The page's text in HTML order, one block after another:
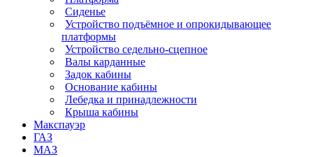
Сиденье
Устройство подъёмное и опрокидывающее
платформы
Устройство седельно-сцепное
Валы карданные
Задок кабины
Основание кабины
Лебедка и принадлежности
Крыша кабины
Макспауэр
ГАЗ
МАЗ